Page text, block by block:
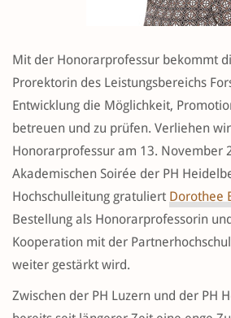
Mit der Honorarprofessur bekommt
Prorektorin des Leistungsbereichs
Entwicklung die Möglichkeit,
betreuen und zu prüfen. Verliehen
Honorarprofessur am 13. November
Akademischen Soirée der PH
Hochschulleitung gratuliert Dorothee
Bestellung als Honorarprofessorin
Kooperation mit der
weiter gestärkt wird.
Zwischen der PH Luzern und der PH